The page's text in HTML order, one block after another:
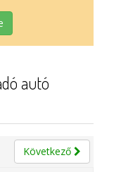
autó
Következő